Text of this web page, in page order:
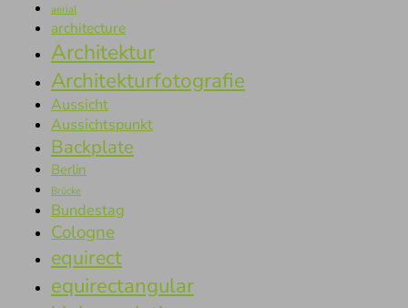
aerial
architecture
Architektur
Architekturfotografie
Aussicht
Aussichtspunkt
Backplate
Berlin
Brücke
Bundestag
Cologne
equirect
equirectangular